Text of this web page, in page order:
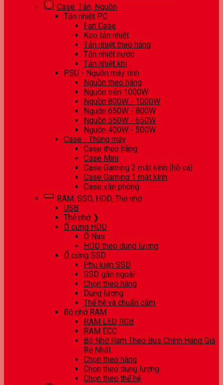
Case, Tản, Nguồn
Tản nhiệt PC
Fan Case
Keo tản nhiệt
Tản nhiệt theo hãng
Tản nhiệt nước
Tản nhiệt khí
PSU - Nguồn máy tính
Nguồn theo hãng
Nguồn trên 1000W
Nguồn 800W - 1000W
Nguồn 650W - 800W
Nguồn 550W - 650W
Nguồn 400W - 500W
Case - Thùng máy
Case theo hãng
Case Mini
Case Gaming 2 mặt kính (hồ cá)
Case Gaming 1 mặt kính
Case văn phòng
RAM, SSD, HDD, Thẻ nhớ
USB
Thẻ nhớ ❯
Ổ cứng HDD
Ổ Nas
HDD theo dung lượng
Ổ cứng SSD
Phụ kiện SSD
SSD gắn ngoài
Chọn theo hãng
Dung lượng
Thế hệ và chuẩn cắm
Bộ nhớ RAM
RAM LED RGB
RAM ECC
Bộ Nhớ Ram Theo Bus Chính Hãng Giá
Rẻ Nhất
Chọn theo hãng
Chọn theo dung lượng
Chọn theo thế hệ